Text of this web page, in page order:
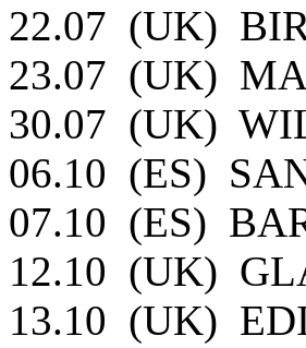
22.07 (UK)
23.07 (UK)
30.07 (UK)
06.10 (ES)
07.10 (ES)
12.10 (UK)
13.10 (UK)